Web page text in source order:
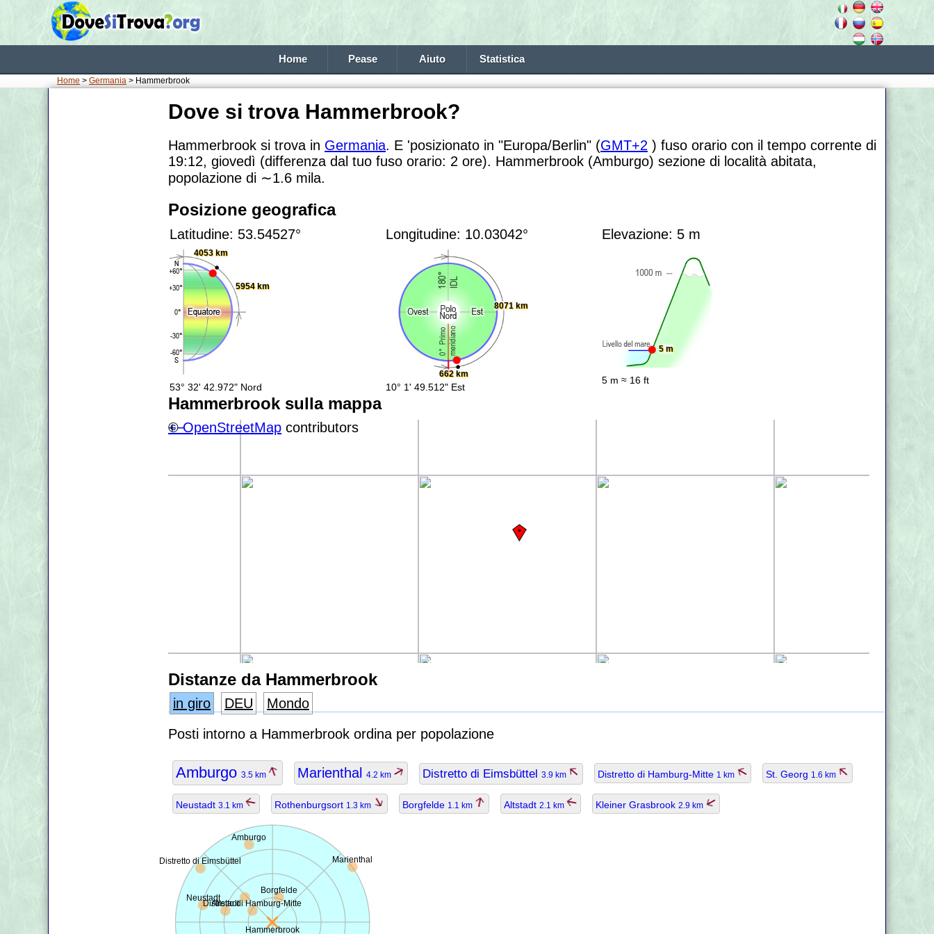
Home Pease Aiuto Statistica
Home > Germania > Hammerbrook
Dove si trova Hammerbrook?
Hammerbrook si trova in Germania. E 'posizionato in "Europa/Berlin" (GMT+2 ) fuso orario con il tempo corrente di
19:12, giovedì (differenza dal tuo fuso orario: 2 ore). Hammerbrook (Amburgo) sezione di località abitata,
popolazione di ∼1.6 mila.
Posizione geografica
Latitudine: 53.54527°
4053 km
5954 km
53° 32' 42.972" Nord
Longitudine: 10.03042°
662 km
8071 km
10° 1' 49.512" Est
Elevazione: 5 m
5 m
5 m ≈ 16 ft
Hammerbrook sulla mappa
+−
©OpenStreetMap contributors
Distanze da Hammerbrook
in giro DEU
Mondo
Posti intorno a Hammerbrook ordina per popolazione
Amburgo 3.5 km Marienthal 4.2 km Distretto di Eimsbüttel 3.9 km Distretto di Hamburg-Mitte 1 km St. Georg 1.6 km
Neustadt 3.1 km Rothenburgsort 1.3 km Borgfelde 1.1 km Altstadt 2.1 km Kleiner Grasbrook 2.9 km
Hammerbrook
Amburgo
Marienthal
Distretto di Eimsbüttel
Distretto di Hamburg-Mitte
Neustadt
Borgfelde
Altstadt